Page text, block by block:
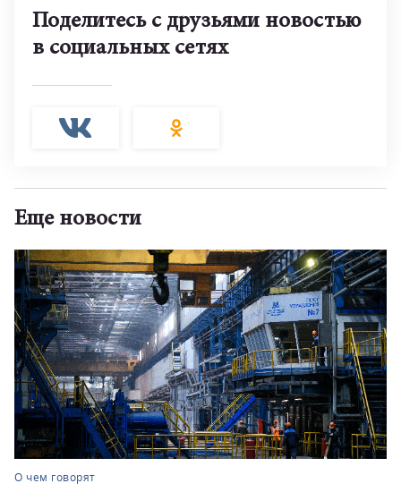
Поделитесь с друзьями новостью
в социальных сетях
Еще новости
О чем говорят